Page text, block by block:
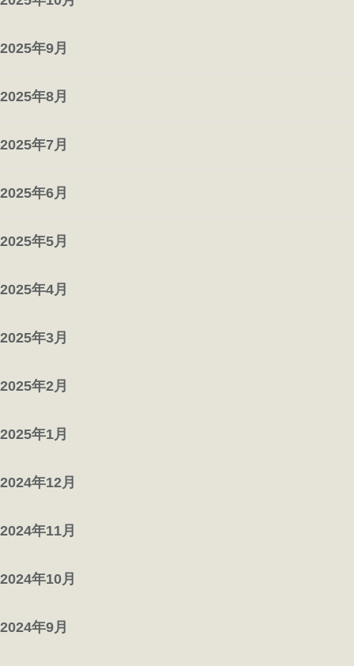
2025年9月
2025年8月
2025年7月
2025年6月
2025年5月
2025年4月
2025年3月
2025年2月
2025年1月
2024年12月
2024年11月
2024年10月
2024年9月